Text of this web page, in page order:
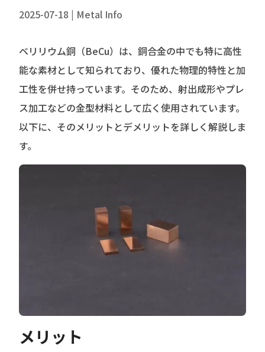
2025-07-18 | Metal Info
ベリリウム銅（BeCu）は、銅合金の中でも特に高性
能な素材として知られており、優れた物理的特性と加
工性を併せ持っています。そのため、射出成形やプレ
ス加工などの金型材料として広く使用されています。
以下に、そのメリットとデメリットを詳しく解説しま
す。
メリット